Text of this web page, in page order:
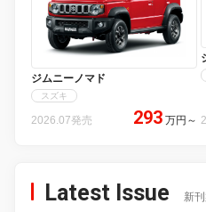
ジムニーノマド
スズキ
2026.07発売 293 万円 ～
Latest Issue 新